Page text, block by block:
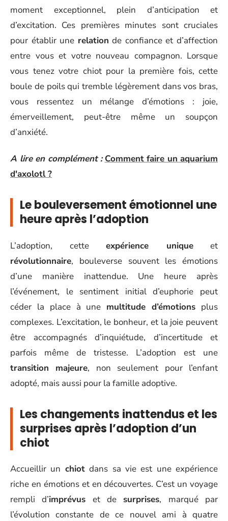
moment exceptionnel, plein d’anticipation et
d’excitation. Ces premières minutes sont cruciales
pour établir une relation de confiance et d’affection
entre vous et votre nouveau compagnon. Lorsque
vous tenez votre chiot pour la première fois, cette
boule de poils qui tremble légèrement dans vos bras,
vous ressentez un mélange d’émotions : joie,
émerveillement, peut-être même un soupçon
d’anxiété.
A lire en complément : Comment faire un aquarium
d'axolotl ?
Le bouleversement émotionnel une
heure après l’adoption
L’adoption, cette expérience uniqueet
révolutionnaire, bouleverse souvent les émotions
d’une manière inattendue. Une heure après
l’événement, le sentiment initial d’euphorie peut
céder la place à une multitude d’émotions plus
complexes. L’excitation, le bonheur, et la joie peuvent
être accompagnés d’inquiétude, d’incertitude et
parfois même de tristesse. L’adoption est une
transition majeure, non seulement pour l’enfant
adopté, mais aussi pour la famille adoptive.
Les changements inattendus et les
surprises après l’adoption d’un
chiot
Accueillir un chiotdans sa vie est une expérience
riche en émotions et en découvertes. C’est un voyage
rempli d’imprévus et de surprises, marqué par
l’évolution constante de ce nouvel ami à quatre